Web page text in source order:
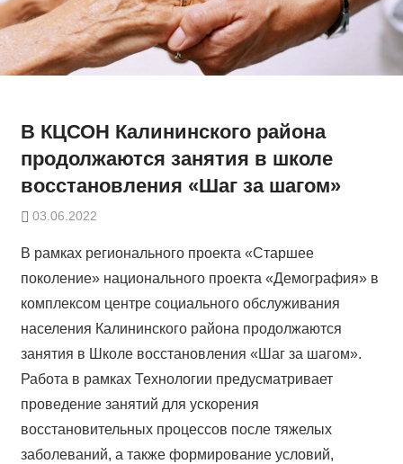
В КЦСОН Калининского района
продолжаются занятия в школе
восстановления «Шаг за шагом»
03.06.2022
В рамках регионального проекта «Старшее
поколение» национального проекта «Демография» в
комплексом центре социального обслуживания
населения Калининского района продолжаются
занятия в Школе восстановления «Шаг за шагом».
Работа в рамках Технологии предусматривает
проведение занятий для ускорения
восстановительных процессов после тяжелых
заболеваний, а также формирование условий,